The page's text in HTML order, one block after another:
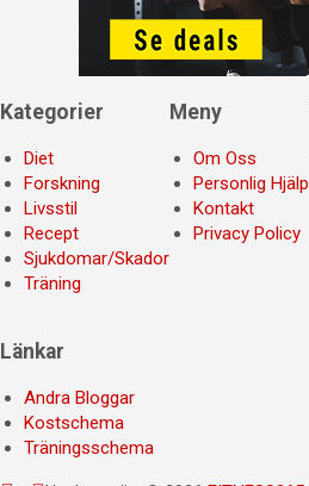
Kategorier
Diet
Forskning
Livsstil
Recept
Sjukdomar/Skador
Träning
Meny
Om Oss
Personlig Hjälp
Kontakt
Privacy Policy
Länkar
Andra Bloggar
Kostschema
Träningsschema